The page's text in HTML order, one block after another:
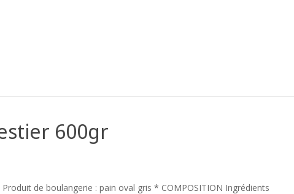
600gr
Produit de boulangerie : pain oval gris * COMPOSITION Ingrédients